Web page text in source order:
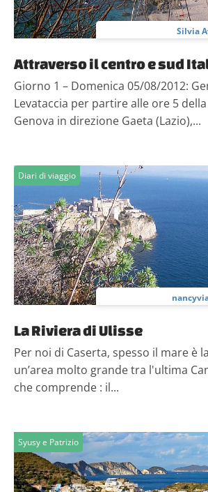
Silvia
Attraverso il centro e sud
Giorno 1 – Domenica 05/08/2012:
Levataccia per partire alle ore 5
Genova in direzione Gaeta (Lazio),...
Diari di viaggio
La Riviera di Ulisse
Per noi di Caserta, spesso il mare è
un’area molto grande tra l'ultima
che comprende : il...
Syusy e Patrizio